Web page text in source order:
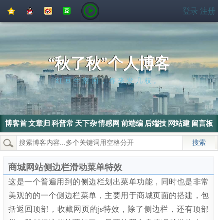
间
友
微
博
登录 注册
“秋了秋”个人博客
红豆生南国，春来发几枝。
博客首
页
文章归
档
科普常
识
天下杂
侃
情感网
文
前端编
程
后端技 网站建 留言板
热门搜索： wordpress 搜索引擎 SEO优化
商城网站侧边栏滑动菜单特效
这是一个普遍用到的侧边栏划出菜单功能，同时也是非常
美观的的一个侧边栏菜单，主要用于商城页面的搭建，包
括返回顶部，收藏网页的js特效，除了侧边栏，还有顶部